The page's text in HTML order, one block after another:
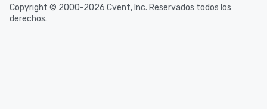
Copyright © 2000-2026 Cvent, Inc. Reservados todos los
derechos.